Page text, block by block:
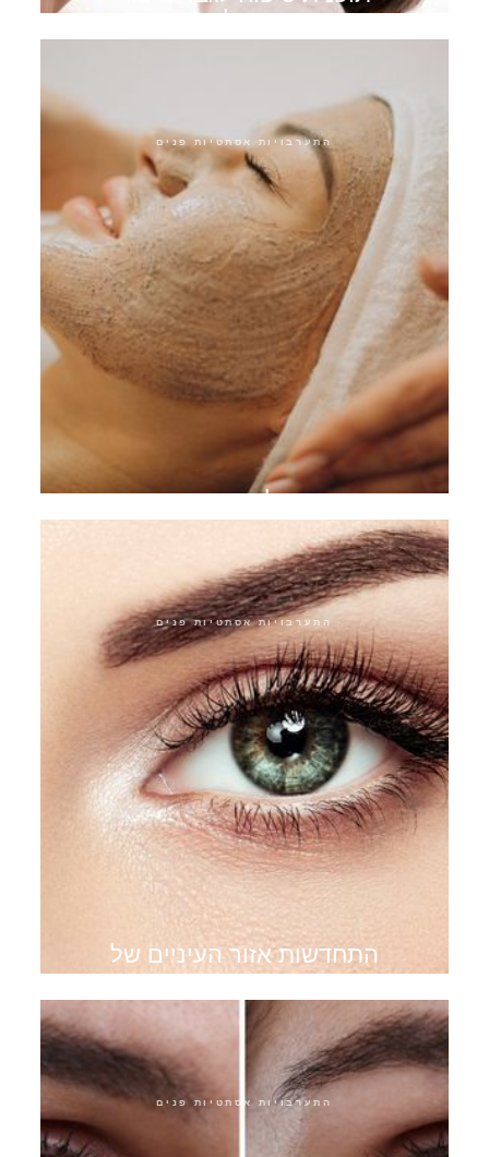
הזדקנות לגברים
התערבויות אסתטיות פנים
פילינג כימי
התערבויות אסתטיות פנים
התחדשות אזור העיניים של
קוטור עיניים
התערבויות אסתטיות פנים